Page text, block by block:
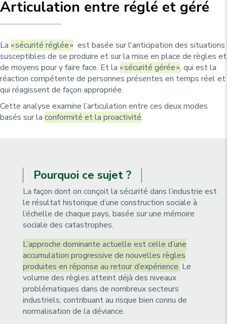
n
c
i
p
a
l
Articulation entre réglé et géré
La « sécurité réglée » est basée sur l'anticipation des situations
susceptibles de se produire et sur la mise en place de règles et
de moyens pour y faire face. Et la « sécurité gérée », qui est la
réaction compétente de personnes présentes en temps réel et
qui réagissent de façon appropriée.
Cette analyse examine l’articulation entre ces deux modes
basés sur la conformité et la proactivité.
Pourquoi ce sujet ?
La façon dont on conçoit la sécurité dans l’industrie est
le résultat historique d’une construction sociale à
l’échelle de chaque pays, basée sur une mémoire
sociale des catastrophes.
L’approche dominante actuelle est celle d’une
accumulation progressive de nouvelles règles
produites en réponse au retour d’expérience. Le
volume des règles atteint déjà des niveaux
problématiques dans de nombreux secteurs
industriels, contribuant au risque bien connu de
normalisation de la déviance.